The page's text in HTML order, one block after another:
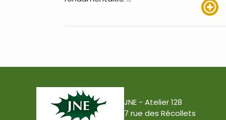
JNE - Atelier 128
7 rue des Récollets